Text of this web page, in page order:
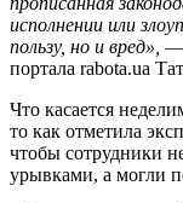
исполнении или
пользу, но и вред», —
портала rabota.ua
Что касается
то как отметила
чтобы сотрудники
урывками, а могли